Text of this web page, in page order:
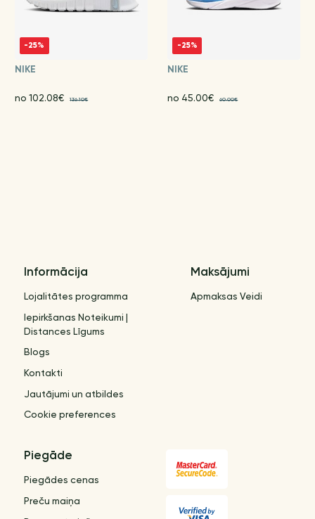
-25%
NIKE
no 102.08€ 136.10€
-25%
NIKE
no 45.00€ 60.00€
Informācija
Lojalitātes programma
Iepirkšanas Noteikumi |
Distances Līgums
Blogs
Kontakti
Jautājumi un atbildes
Cookie preferences
Maksājumi
Apmaksas Veidi
Piegāde
Piegādes cenas
Preču maiņa